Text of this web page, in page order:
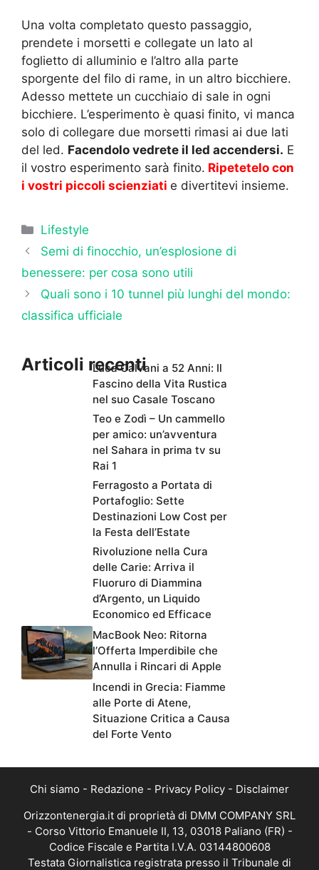
Una volta completato questo passaggio,
prendete i morsetti e collegate un lato al
foglietto di alluminio e l’altro alla parte
sporgente del filo di rame, in un altro bicchiere.
Adesso mettete un cucchiaio di sale in ogni
bicchiere. L’esperimento è quasi finito, vi manca
solo di collegare due morsetti rimasi ai due lati
del led. Facendolo vedrete il led accendersi. E
il vostro esperimento sarà finito. Ripetetelo con
i vostri piccoli scienziati e divertitevi insieme.
Categorie
Lifestyle
Semi di finocchio, un’esplosione di
benessere: per cosa sono utili
Quali sono i 10 tunnel più lunghi del mondo:
classifica ufficiale
Articoli recentiLuca Calvani a 52 Anni: Il
Fascino della Vita Rustica
nel suo Casale Toscano
Teo e Zodì – Un cammello
per amico: un’avventura
nel Sahara in prima tv su
Rai 1
Ferragosto a Portata di
Portafoglio: Sette
Destinazioni Low Cost per
la Festa dell’Estate
Rivoluzione nella Cura
delle Carie: Arriva il
Fluoruro di Diammina
d’Argento, un Liquido
Economico ed Efficace
MacBook Neo: Ritorna
l’Offerta Imperdibile che
Annulla i Rincari di Apple
Incendi in Grecia: Fiamme
alle Porte di Atene,
Situazione Critica a Causa
del Forte Vento
Chi siamo - Redazione - Privacy Policy - Disclaimer
Orizzontenergia.it di proprietà di DMM COMPANY SRL
- Corso Vittorio Emanuele II, 13, 03018 Paliano (FR) -
Codice Fiscale e Partita I.V.A. 03144800608
Testata Giornalistica registrata presso il Tribunale di